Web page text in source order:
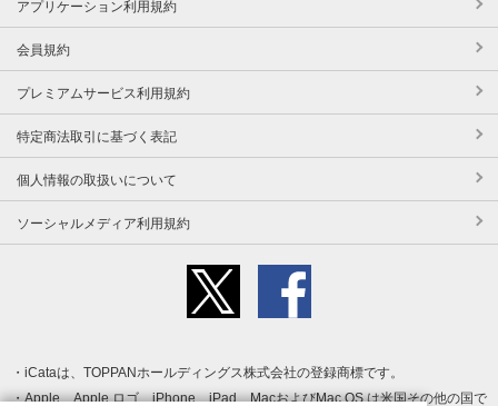
アプリケーション利用規約
会員規約
プレミアムサービス利用規約
特定商法取引に基づく表記
個人情報の取扱いについて
ソーシャルメディア利用規約
iCataは、TOPPANホールディングス株式会社の登録商標です。
Apple、Apple ロゴ、iPhone、iPad、MacおよびMac OS は米国その他の国で